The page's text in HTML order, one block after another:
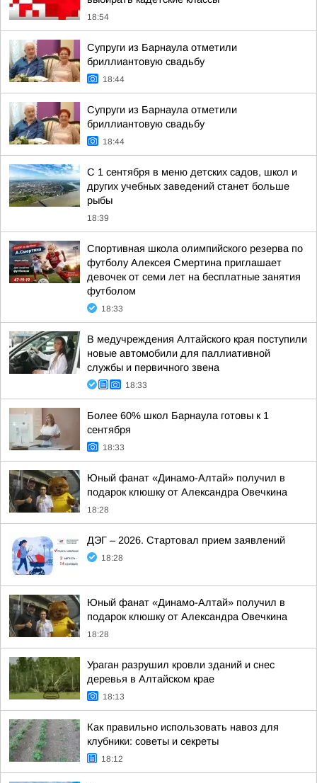
18:54
Супруги из Барнаула отметили
бриллиантовую свадьбу
18:44
Супруги из Барнаула отметили
бриллиантовую свадьбу
18:44
С 1 сентября в меню детских садов, школ и
других учебных заведений станет больше
рыбы
18:39
Спортивная школа олимпийского резерва по
футболу Алексея Смертина приглашает
девочек от семи лет на бесплатные занятия
футболом
18:33
В медучреждения Алтайского края поступили
новые автомобили для паллиативной
службы и первичного звена
18:33
Более 60% школ Барнаула готовы к 1
сентября
18:33
Юный фанат «Динамо-Алтай» получил в
подарок клюшку от Александра Овечкина
18:28
ДЭГ – 2026. Стартовал прием заявлений
18:28
Юный фанат «Динамо-Алтай» получил в
подарок клюшку от Александра Овечкина
18:28
Ураган разрушил кровли зданий и снес
деревья в Алтайском крае
18:13
Как правильно использовать навоз для
клубники: советы и секреты
18:12